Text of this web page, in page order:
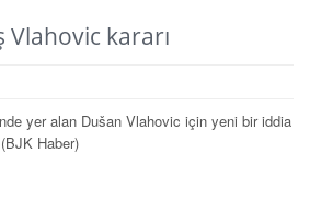
kararı
yer alan Dušan Vlahovic için yeni bir iddia
Haber)